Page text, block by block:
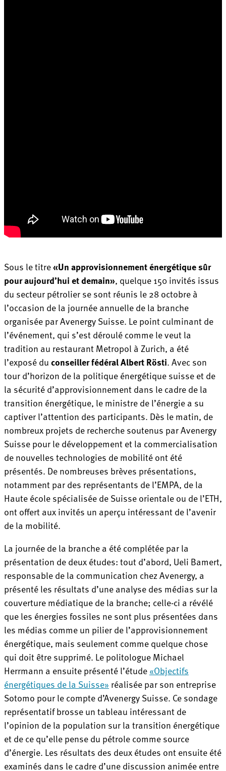
Sous le titre«Un approvisionnement énergétique sûr
pour aujourd’hui et demain», quelque 150 invités issus
du secteur pétrolier se sont réunis le 28 octobre à
l’occasion de la journée annuelle de la branche
organisée par Avenergy Suisse. Le point culminant de
l’événement, qui s’est déroulé comme le veut la
tradition au restaurant Metropol à Zurich, a été
l’exposé duconseiller fédéral Albert Rösti. Avec son
tour d’horizon de la politique énergétique suisse et de
la sécurité d’approvisionnement dans le cadre de la
transition énergétique, le ministre de l’énergie a su
captiver l’attention des participants. Dès le matin, de
nombreux projets de recherche soutenus par Avenergy
Suisse pour le développement et la commercialisation
de nouvelles technologies de mobilité ont été
présentés. De nombreuses brèves présentations,
notamment par des représentants de l’EMPA, de la
Haute école spécialisée de Suisse orientale ou de l’ETH,
ont offert aux invités un aperçu intéressant de l’avenir
de la mobilité.
La journée de la branche a été complétée par la
présentation de deux études: tout d’abord, Ueli Bamert,
responsable de la communication chez Avenergy, a
présenté les résultats d’une analyse des médias sur la
couverture médiatique de la branche; celle-ci a révélé
que les énergies fossiles ne sont plus présentées dans
les médias comme un pilier de l’approvisionnement
énergétique, mais seulement comme quelque chose
qui doit être supprimé. Le politologue Michael
Herrmann a ensuite présenté l’étude«Objectifs
énergétiques de la Suisse» réalisée par son entreprise
Sotomo pour le compte d’Avenergy Suisse. Ce sondage
représentatif brosse un tableau intéressant de
l’opinion de la population sur la transition énergétique
et de ce qu’elle pense du pétrole comme source
d’énergie. Les résultats des deux études ont ensuite été
examinés dans le cadre d’une discussion animée entre